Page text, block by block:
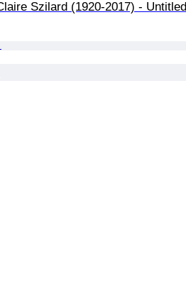
Szilard (1920-2017) - Untitled